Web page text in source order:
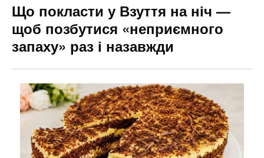
Що покласти у Взуття на ніч —
щоб позбутися «неприємного
запаху» раз і назавжди